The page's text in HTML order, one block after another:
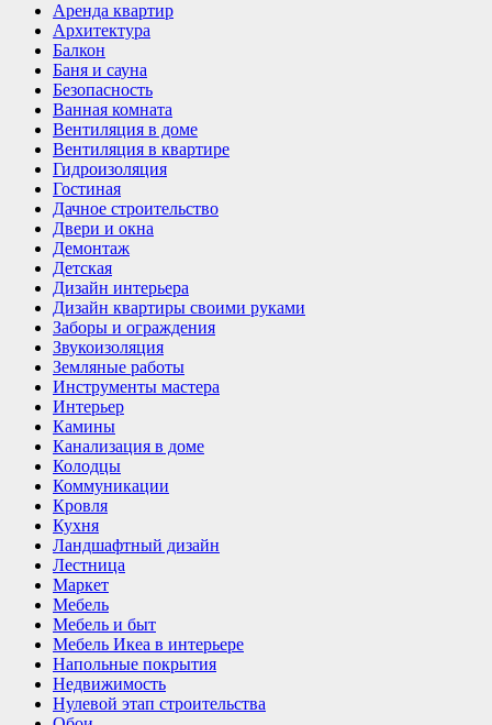
Аренда квартир
Архитектура
Балкон
Баня и сауна
Безопасность
Ванная комната
Вентиляция в доме
Вентиляция в квартире
Гидроизоляция
Гостиная
Дачное строительство
Двери и окна
Демонтаж
Детская
Дизайн интерьера
Дизайн квартиры своими руками
Заборы и ограждения
Звукоизоляция
Земляные работы
Инструменты мастера
Интерьер
Камины
Канализация в доме
Колодцы
Коммуникации
Кровля
Кухня
Ландшафтный дизайн
Лестница
Маркет
Мебель
Мебель и быт
Мебель Икеа в интерьере
Напольные покрытия
Недвижимость
Нулевой этап строительства